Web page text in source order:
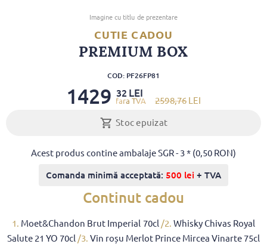
Imagine cu titlu de prezentare
CUTIE CADOU
PREMIUM BOX
COD: PF26FP81
2598,76 LEI
1429 32 LEI
Stoc epuizat
Acest produs contine ambalaje SGR - 3 * (0,50 RON)
Comanda minimă acceptată: 500 lei + TVA
Continut cadou
1. Moet&Chandon Brut Imperial 70cl /2. Whisky Chivas Royal
Salute 21 YO 70cl /3. Vin roșu Merlot Prince Mircea Vinarte 75cl